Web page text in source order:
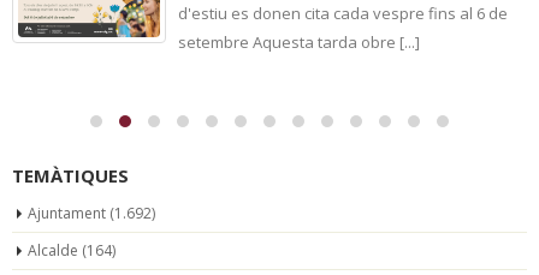
d'estiu es donen cita cada vespre fins al 6 de
setembre Aquesta tarda obre [...]
TEMÀTIQUES
Ajuntament (1.692)
Alcalde (164)